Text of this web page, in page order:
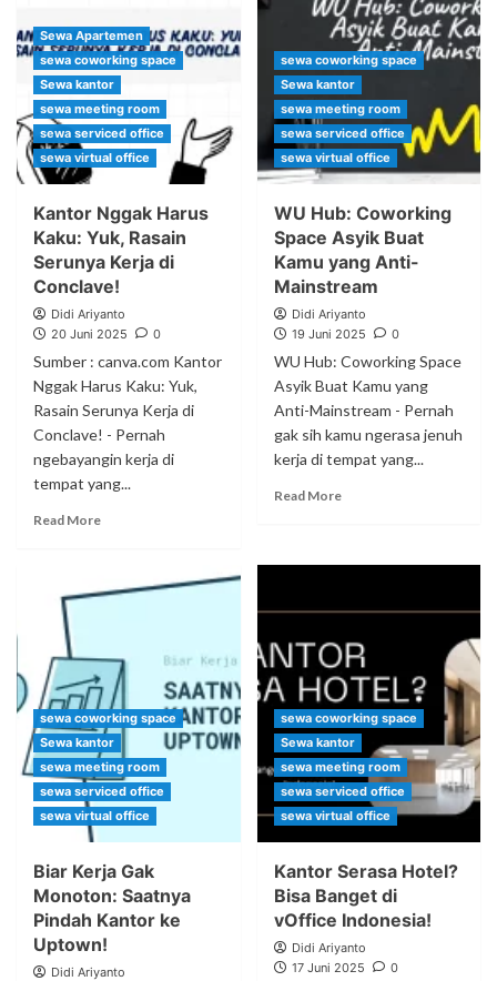
Sewa Apartemen
sewa coworking space
Sewa kantor
sewa meeting room
sewa serviced office
sewa virtual office
Kantor Nggak Harus
Kaku: Yuk, Rasain
Serunya Kerja di
Conclave!
Didi Ariyanto
20 Juni 2025
0
Sumber : canva.com Kantor
Nggak Harus Kaku: Yuk,
Rasain Serunya Kerja di
Conclave! - Pernah
ngebayangin kerja di
tempat yang...
Read More
sewa coworking space
Sewa kantor
sewa meeting room
sewa serviced office
sewa virtual office
WU Hub: Coworking
Space Asyik Buat
Kamu yang Anti-
Mainstream
Didi Ariyanto
19 Juni 2025
0
WU Hub: Coworking Space
Asyik Buat Kamu yang
Anti-Mainstream - Pernah
gak sih kamu ngerasa jenuh
kerja di tempat yang...
Read More
sewa coworking space
Sewa kantor
sewa meeting room
sewa serviced office
sewa virtual office
Biar Kerja Gak
Monoton: Saatnya
Pindah Kantor ke
Uptown!
Didi Ariyanto
sewa coworking space
Sewa kantor
sewa meeting room
sewa serviced office
sewa virtual office
Kantor Serasa Hotel?
Bisa Banget di
vOffice Indonesia!
Didi Ariyanto
17 Juni 2025
0